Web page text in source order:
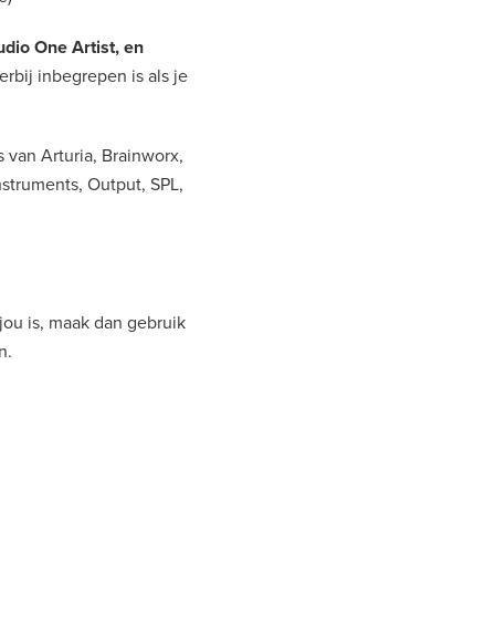
One Artist, en
inbegrepen is als je
Arturia, Brainworx,
Output, SPL,
is, maak dan gebruik